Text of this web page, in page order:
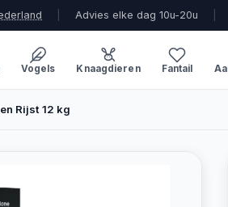
Advies elke dag 10u-20u
Vogels Knaagdieren Fantail
Rijst 12 kg